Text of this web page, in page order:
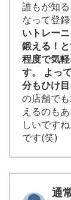
誰もが知
なって登
いトレー
鍛える！
程度で気
す。 よっ
分もひけ
の店舗で
えるのも
しいです
です(笑)
通